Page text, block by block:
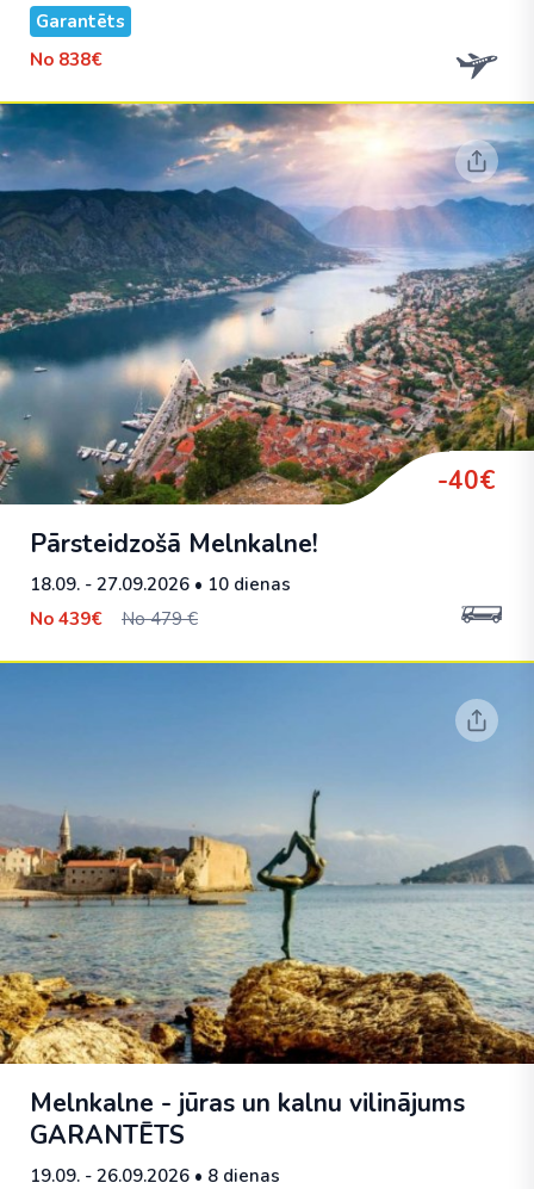
Garantēts
No 838€
-40€
Pārsteidzošā Melnkalne!
18.09. - 27.09.2026 • 10 dienas
No 439€ No 479 €
Melnkalne - jūras un kalnu vilinājums
GARANTĒTS
19.09. - 26.09.2026 • 8 dienas